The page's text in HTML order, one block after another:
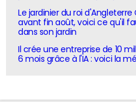
Le jardinier du roi d'Angleterre
avant fin août, voici ce qu'il
dans son jardin
Il crée une entreprise de 10
6 mois grâce à l'IA : voici la